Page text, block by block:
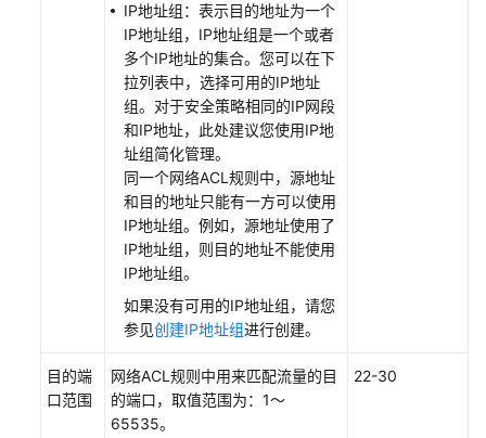
添
加
网
络
ACL
规
则
修
改
网
络
ACL
规
启
用/
IP地址组：表示目的地址为一个
IP地址组，IP地址组是一个或者
多个IP地址的集合。您可以在下
拉列表中，选择可用的IP地址
组。对于安全策略相同的IP网段
和IP地址，此处建议您使用IP地
址组简化管理。
同一个网络ACL规则中，源地址
和目的地址只能有一方可以使用
IP地址组。例如，源地址使用了
IP地址组，则目的地址不能使用
IP地址组。
如果没有可用的IP地址组，请您
参见创建IP地址组进行创建。
目的端
口范围
网络ACL 规则中用来匹配流量的目
的端口，取值范围为：1～
65535。
22-30